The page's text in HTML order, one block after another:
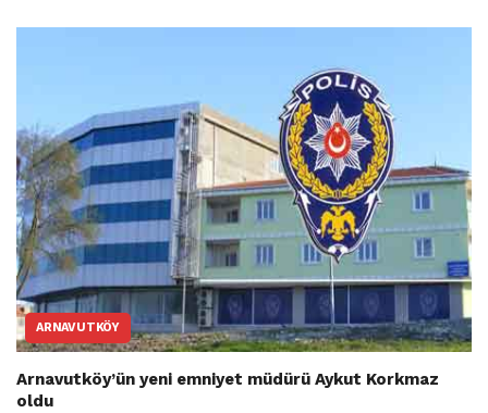
ARNAVUTKÖY
Arnavutköy’ün yeni emniyet müdürü Aykut Korkmaz
oldu